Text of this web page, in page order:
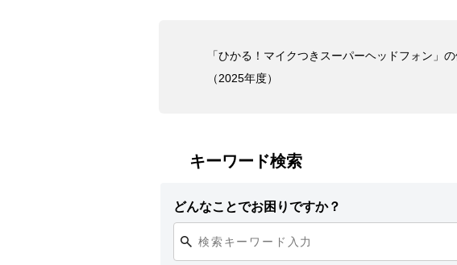
「ひかる！マイクつきスーパーヘッドフォン」
（2025年度）
キーワード検索
どんなことでお困りですか？